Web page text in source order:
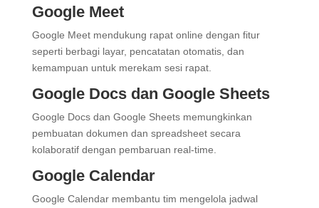
Google Meet
Google Meet mendukung rapat online dengan fitur
seperti berbagi layar, pencatatan otomatis, dan
kemampuan untuk merekam sesi rapat.
Google Docs dan Google Sheets
Google Docs dan Google Sheets memungkinkan
pembuatan dokumen dan spreadsheet secara
kolaboratif dengan pembaruan real-time.
Google Calendar
Google Calendar membantu tim mengelola jadwal